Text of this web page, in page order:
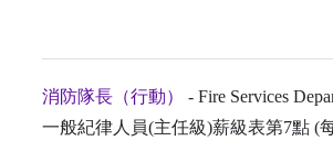
消防隊長（行動）
- Fire Services
一般紀律人員(主任級)薪級表第7點 (